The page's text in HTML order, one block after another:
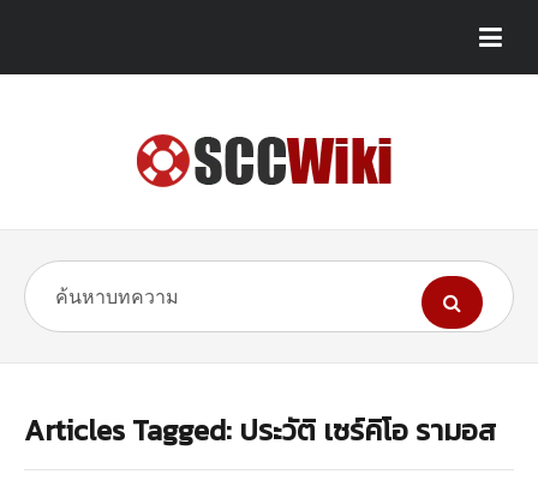
Articles Tagged: ประวัติ เซร์คิโอ รามอส